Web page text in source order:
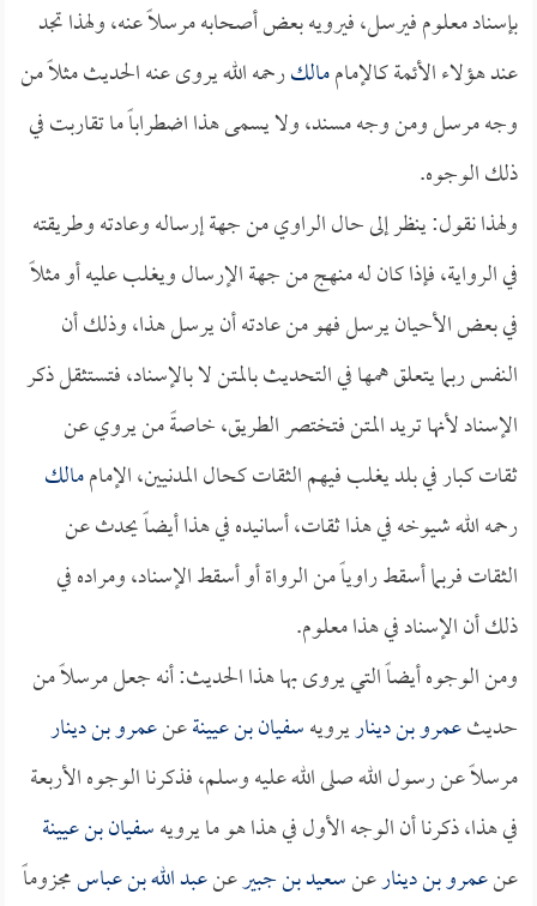
بإسناد معلوم فيرسل، فيرويه بعض أصحابه مرسلاً عنه، ولهذا تجد
عند هؤلاء الأئمة كالإماممالكرحمه الله يروى عنه الحديث مثلاً من
وجه مرسل ومن وجه مسند، ولا يسمى هذا اضطراباً ما تقاربت في
ذلك الوجوه.
ولهذا نقول: ينظر إلى حال الراوي من جهة إرساله وعادته وطريقته
في الرواية، فإذا كان له منهج من جهة الإرسال ويغلب عليه أو مثلاً
في بعض الأحيان يرسل فهو من عادته أن يرسل هذا، وذلك أن
النفس ربما يتعلق همها في التحديث بالمتن لا بالإسناد، فتستثقل ذكر
الإسناد لأنها تريد المتن فتختصر الطريق، خاصةً من يروي عن
ثقات كبار في بلد يغلب فيهم الثقات كحال المدنيين، الإماممالك
رحمه الله شيوخه في هذا ثقات، أسانيده في هذا أيضاً يحدث عن
الثقات فربما أسقط راوياً من الرواة أو أسقط الإسناد، ومراده في
ذلك أن الإسناد في هذا معلوم.
ومن الوجوه أيضاً التي يروى بها هذا الحديث: أنه جعل مرسلاً من
حديثعمرو بن ديناريرويهسفيان بن عيينةعنعمرو بن دينار
مرسلاً عن رسول الله صلى الله عليه وسلم، فذكرنا الوجوه الأربعة
في هذا، ذكرنا أن الوجه الأول في هذا هو ما يرويهسفيان بن عيينة
عنعمرو بن دينارعنسعيد بن جبيرعنعبد الله بن عباسمجزوماً